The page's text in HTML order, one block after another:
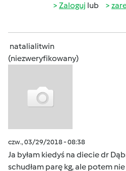
Zaloguj lub
natalialitwin
(niezweryfikowany)
czw., 03/29/2018 - 08:38
Ja byłam kiedyś na diecie dr
schudłam parę kg, ale potem